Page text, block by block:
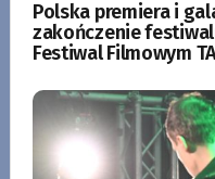
Polska premiera i
zakończenie
Festiwal Filmowym